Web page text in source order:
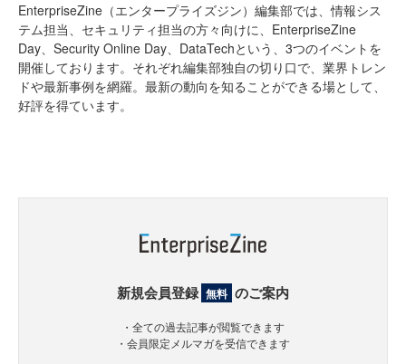
EnterpriseZine（エンタープライズジン）編集部では、情報シス
テム担当、セキュリティ担当の方々向けに、EnterpriseZine
Day、Security Online Day、DataTechという、3つのイベントを
開催しております。それぞれ編集部独自の切り口で、業界トレン
ドや最新事例を網羅。最新の動向を知ることができる場として、
好評を得ています。
新規会員登録 無料 のご案内
・全ての過去記事が閲覧できます
・会員限定メルマガを受信できます